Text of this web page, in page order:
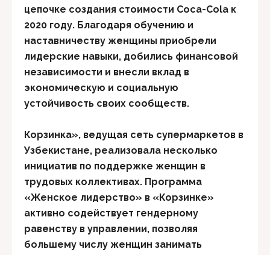
цепочке создания стоимости Coca-Cola к
2020 году. Благодаря обучению и
наставничеству женщины приобрели
лидерские навыки, добились финансовой
независимости и внесли вклад в
экономическую и социальную
устойчивость своих сообществ.
Корзинка», ведущая сеть супермаркетов в
Узбекистане, реализовала несколько
инициатив по поддержке женщин в
трудовых коллективах. Программа
«Женское лидерство» в «Корзинке»
активно содействует гендерному
равенству в управлении, позволяя
большему числу женщин занимать